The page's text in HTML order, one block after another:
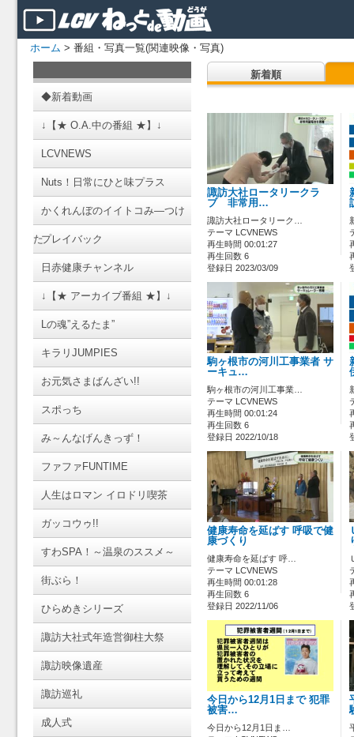
ホーム > 番組・写真一覧(関連映像・写真)
◆新着動画
↓【★ O.A.中の番組 ★】↓
LCVNEWS
Nuts！日常にひと味プラス
かくれんぼのイイトコみ―つけ
たプレイバック
日赤健康チャンネル
↓【★ アーカイブ番組 ★】↓
Lの魂”えるたま”
キラリJUMPIES
お元気さまばんざい!!
スポっち
み～んなげんきっず！
ファファFUNTIME
人生はロマン イロドリ喫茶
ガッコウゥ!!
すわSPA！～温泉のススメ～
街ぶら！
ひらめきシリーズ
諏訪大社式年造営御柱大祭
諏訪映像遺産
諏訪巡礼
成人式
新着順
諏訪大社ロータリークラ
ブ 非常用…
諏訪大社ロータリーク…
テーマ LCVNEWS
再生時間 00:01:27
再生回数 6
登録日 2023/03/09
駒ヶ根市の河川工事業者 サ
ーキュ…
駒ヶ根市の河川工事業…
テーマ LCVNEWS
再生時間 00:01:24
再生回数 6
登録日 2022/10/18
健康寿命を延ばす 呼吸で健
康づくり
健康寿命を延ばす 呼…
テーマ LCVNEWS
再生時間 00:01:28
再生回数 6
登録日 2022/11/06
今日から12月1日まで 犯罪
被害…
今日から12月1日ま…